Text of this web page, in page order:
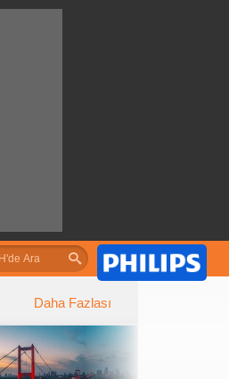
Daha Fazlası